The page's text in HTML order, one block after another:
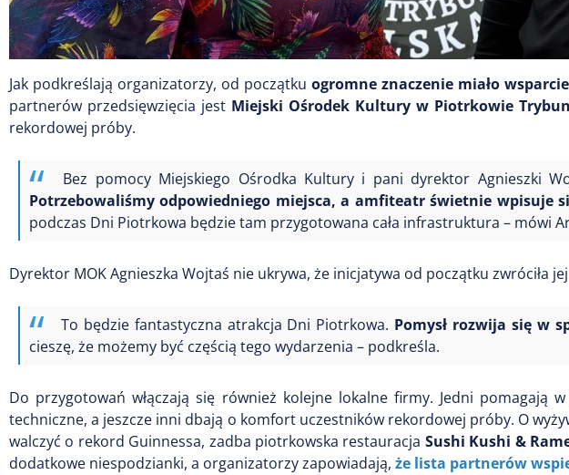
Jak podkreślają organizatorzy, od początku ogromne znaczenie miało
partnerów przedsięwzięcia jest Miejski Ośrodek Kultury w Piotrkowie
rekordowej próby.
Bez pomocy Miejskiego Ośrodka Kultury i pani dyrektor Agnieszki
Potrzebowaliśmy odpowiedniego miejsca, a amfiteatr świetnie wpisuje
podczas Dni Piotrkowa będzie tam przygotowana cała infrastruktura – mówi
Dyrektor MOK Agnieszka Wojtaś nie ukrywa, że inicjatywa od początku zwróciła
To będzie fantastyczna atrakcja Dni Piotrkowa. Pomysł rozwija się w
cieszę, że możemy być częścią tego wydarzenia – podkreśla.
Do przygotowań włączają się również kolejne lokalne firmy. Jedni pomagają
techniczne, a jeszcze inni dbają o komfort uczestników rekordowej próby. O
walczyć o rekord Guinnessa, zadba piotrkowska restauracja Sushi Kushi &
dodatkowe niespodzianki, a organizatorzy zapowiadają, że lista partnerów